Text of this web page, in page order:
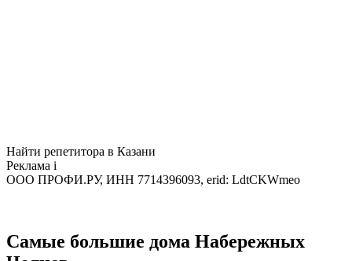
Найти репетитора в Казани
Реклама i
ООО ПРОФИ.РУ, ИНН 7714396093, erid: LdtCKWmeo
Самые большие дома Набережных